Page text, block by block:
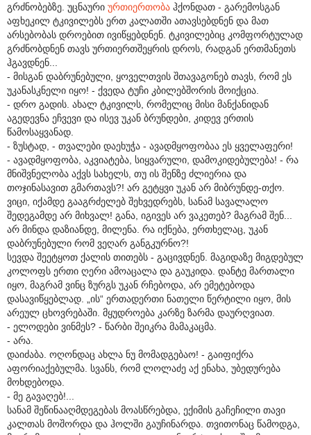
გრძნობებზე. უცნაური ურთიერთობა ჰქონდათ - გარემოსგან
აფხეკილ ტკივილებს ერთ კალათში ათავსებდნენ და მათ
არსებობას დროებით ივიწყებდნენ. ტკივილებიც კომფორტულად
გრძნობდნენ თავს ურთიერთშეყრის დროს, რადგან ერთმანეთს
ჰგავდნენ...
- მისგან დაბრუნებული, ყოველთვის შთავაგონებ თავს, რომ ეს
უკანასკნელი იყო! - ქვედა ტუჩი კბილებშორის მოიქცია.
- დრო გადის. ახალ ტკივილს, რომელიც მისი მანქანიდან
აგედევნა ეჩვევი და ისევ უკან ბრუნდები, კიდევ ერთის
წამოსაყვანად.
- ზუსტად, - თვალები დაეხუჭა - ავადმყოფობაა ეს ყველაფერი!
- ავადმყოფობა, აკვიატება, სიყვარული, დამოკიდებულება! - რა
მნიშვნელობა აქვს სახელს, თუ ის შენზე ძლიერია და
თოჯინასავით გმართავს?! არ გეტყვი უკან არ მიბრუნდე-თქო.
ვიცი, იქამდე გააგრძელებ შეხვედრებს, სანამ სავალალო
შედეგამდე არ მიხვალ! განა, იგივეს არ ვაკეთებ? მაგრამ შენ...
არ მინდა დაზიანდე, მილენა. რა იქნება, ერთხელაც, უკან
დაბრუნებული რომ ვეღარ განგკურნო?!
სევდა შეეტყოთ ქალის თითებს - გაცივდნენ. მაგიდაზე მიგდებულ
კოლოფს ერთი ღერი ამოაცალა და გაუკიდა. დანტე მართალი
იყო, მაგრამ ვინც ზურგს უკან რჩებოდა, არ ემეტებოდა
დასავიწყებლად. „ის“ ერთადერთი ნათელი წერტილი იყო, მის
არეულ ცხოვრებაში. მყუდროება კარზე ზარმა დაურღვიათ.
- ელოდები ვინმეს? - წარბი შეიკრა მამაკაცმა.
- არა.
დაიძაბა. ოღონდაც ახლა ნუ მომადგებაო! - გაიფიქრა
აფორიაქებულმა. სვანს, რომ ლოლაძე აქ ენახა, უბედურება
მოხდებოდა.
- მე გავაღებ!...
სანამ შეწინააღმდეგებას მოასწრებდა, ექიმის გაჩეჩილი თავი
კალთას მოშორდა და ჰოლში გაუჩინარდა. თვითონაც წამოდგა,